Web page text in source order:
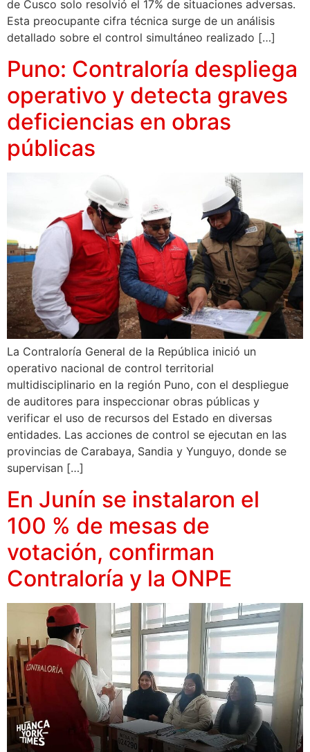
de Cusco solo resolvió el 17% de situaciones adversas.
Esta preocupante cifra técnica surge de un análisis
detallado sobre el control simultáneo realizado […]
Puno: Contraloría despliega
operativo y detecta graves
deficiencias en obras
públicas
La Contraloría General de la República inició un
operativo nacional de control territorial
multidisciplinario en la región Puno, con el despliegue
de auditores para inspeccionar obras públicas y
verificar el uso de recursos del Estado en diversas
entidades. Las acciones de control se ejecutan en las
provincias de Carabaya, Sandia y Yunguyo, donde se
supervisan […]
En Junín se instalaron el
100 % de mesas de
votación, confirman
Contraloría y la ONPE